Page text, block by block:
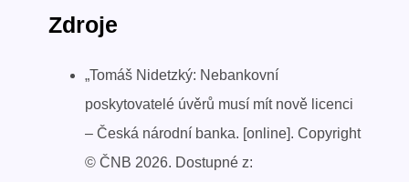
Zdroje
„Tomáš Nidetzký: Nebankovní
poskytovatelé úvěrů musí mít nově licenci
– Česká národní banka. [online]. Copyright
© ČNB 2026. Dostupné z: